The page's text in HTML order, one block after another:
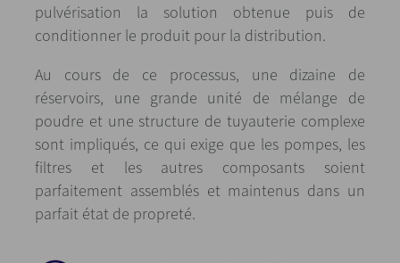
pulvérisation la solution obtenue puis de
conditionner le produit pour la distribution.
Au cours de ce processus, une dizaine de
réservoirs, une grande unité de mélange de
poudre et une structure de tuyauterie complexe
sont impliqués, ce qui exige que les pompes, les
filtres et les autres composants soient
parfaitement assemblés et maintenus dans un
parfait état de propreté.